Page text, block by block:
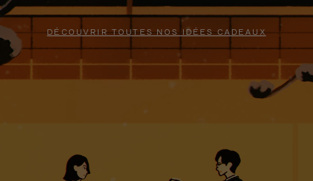
DÉCOUVRIR TOUTES NOS IDÉES CADEAUX